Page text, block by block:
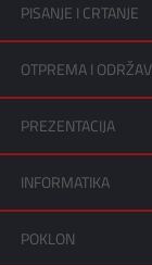
PISANJE I CRTANJE
OTPREMA I
PREZENTACIJA
INFORMATIKA
POKLON